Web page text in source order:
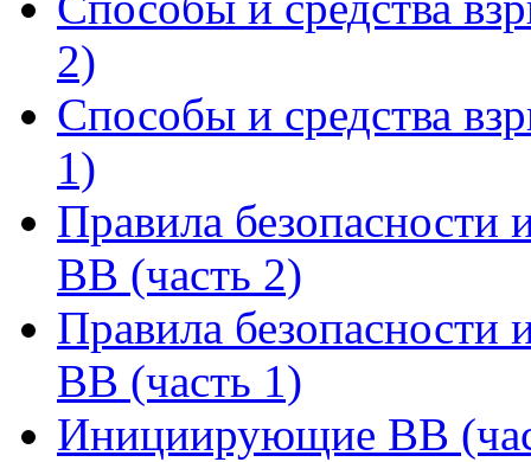
2)
Способы и средства
1)
Правила
ВВ (часть 2)
Правила
ВВ (часть 1)
Инициирующие ВВ